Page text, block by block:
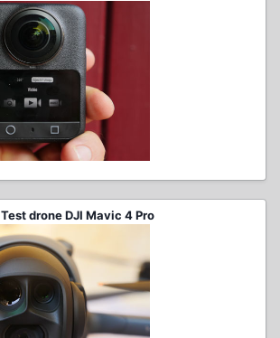
Test drone DJI Mavic 4 Pro